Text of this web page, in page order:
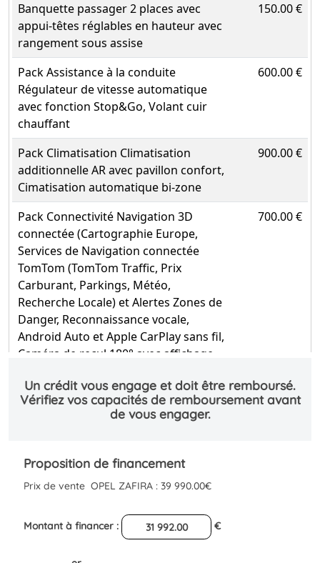
Banquette passager 2 places avec
appui-têtes réglables en hauteur avec
rangement sous assise
150.00 €
Pack Assistance à la conduite
Régulateur de vitesse automatique
avec fonction Stop&Go, Volant cuir
chauffant
600.00 €
Pack Climatisation Climatisation
additionnelle AR avec pavillon confort,
Cimatisation automatique bi-zone
900.00 €
Pack Connectivité Navigation 3D
connectée (Cartographie Europe,
Services de Navigation connectée
TomTom (TomTom Traffic, Prix
Carburant, Parkings, Météo,
Recherche Locale) et Alertes Zones de
Danger, Reconnaissance vocale,
Android Auto et Apple CarPlay sans fil,
Caméra de recul 180° avec affichage
au stationnement AV, AR et latéral,
Système de surveillance d'angle mort
700.00 €
Peintures métallisée Gris titane